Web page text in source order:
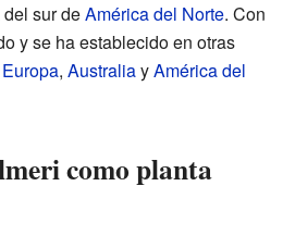
sur deAmérica del Norte. Con
y se ha establecido en otras
Europa, AustraliayAmérica del
como planta